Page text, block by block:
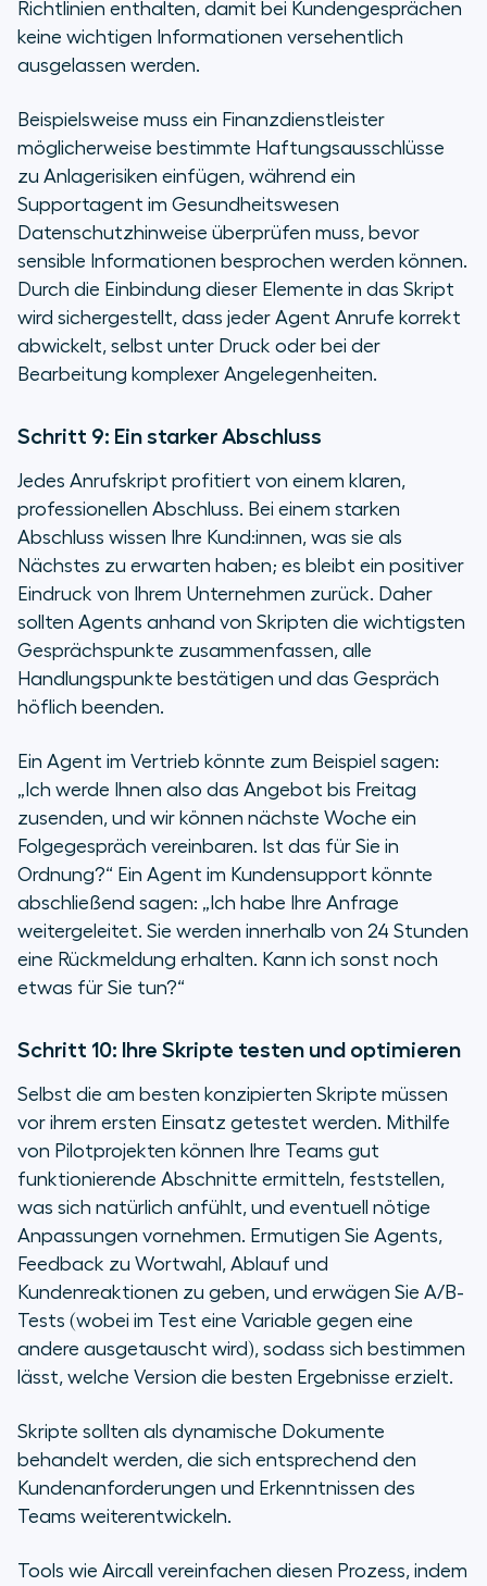
Richtlinien enthalten, damit bei Kundengesprächen
keine wichtigen Informationen versehentlich
ausgelassen werden.
Beispielsweise muss ein Finanzdienstleister
möglicherweise bestimmte Haftungsausschlüsse
zu Anlagerisiken einfügen, während ein
Supportagent im Gesundheitswesen
Datenschutzhinweise überprüfen muss, bevor
sensible Informationen besprochen werden können.
Durch die Einbindung dieser Elemente in das Skript
wird sichergestellt, dass jeder Agent Anrufe korrekt
abwickelt, selbst unter Druck oder bei der
Bearbeitung komplexer Angelegenheiten.
Schritt 9: Ein starker Abschluss
Jedes Anrufskript profitiert von einem klaren,
professionellen Abschluss. Bei einem starken
Abschluss wissen Ihre Kund:innen, was sie als
Nächstes zu erwarten haben; es bleibt ein positiver
Eindruck von Ihrem Unternehmen zurück. Daher
sollten Agents anhand von Skripten die wichtigsten
Gesprächspunkte zusammenfassen, alle
Handlungspunkte bestätigen und das Gespräch
höflich beenden.
Ein Agent im Vertrieb könnte zum Beispiel sagen:
„Ich werde Ihnen also das Angebot bis Freitag
zusenden, und wir können nächste Woche ein
Folgegespräch vereinbaren. Ist das für Sie in
Ordnung?“ Ein Agent im Kundensupport könnte
abschließend sagen: „Ich habe Ihre Anfrage
weitergeleitet. Sie werden innerhalb von 24 Stunden
eine Rückmeldung erhalten. Kann ich sonst noch
etwas für Sie tun?“
Schritt 10: Ihre Skripte testen und optimieren
Selbst die am besten konzipierten Skripte müssen
vor ihrem ersten Einsatz getestet werden. Mithilfe
von Pilotprojekten können Ihre Teams gut
funktionierende Abschnitte ermitteln, feststellen,
was sich natürlich anfühlt, und eventuell nötige
Anpassungen vornehmen. Ermutigen Sie Agents,
Feedback zu Wortwahl, Ablauf und
Kundenreaktionen zu geben, und erwägen Sie A/B-
Tests (wobei im Test eine Variable gegen eine
andere ausgetauscht wird), sodass sich bestimmen
lässt, welche Version die besten Ergebnisse erzielt.
Skripte sollten als dynamische Dokumente
behandelt werden, die sich entsprechend den
Kundenanforderungen und Erkenntnissen des
Teams weiterentwickeln.
Tools wie Aircall vereinfachen diesen Prozess, indem